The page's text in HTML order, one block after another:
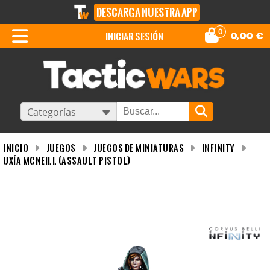
DESCARGA NUESTRA APP
0 0,00 €
iniciar sesión
Categorías
INICIO Juegos Juegos de miniaturas
Infinity
Uxía McNeill (Assault Pistol)